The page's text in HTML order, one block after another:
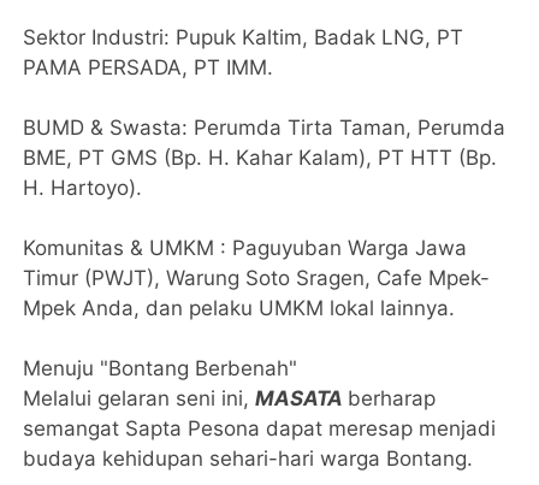
​Sektor Industri: Pupuk Kaltim, Badak LNG, PT
PAMA PERSADA, PT IMM.
​BUMD & Swasta: Perumda Tirta Taman, Perumda
BME, PT GMS (Bp. H. Kahar Kalam), PT HTT (Bp.
H. Hartoyo).
​Komunitas & UMKM : Paguyuban Warga Jawa
Timur (PWJT), Warung Soto Sragen, Cafe Mpek-
Mpek Anda, dan pelaku UMKM lokal lainnya.
​Menuju "Bontang Berbenah"
​Melalui gelaran seni ini,MASATA berharap
semangat Sapta Pesona dapat meresap menjadi
budaya kehidupan sehari-hari warga Bontang.